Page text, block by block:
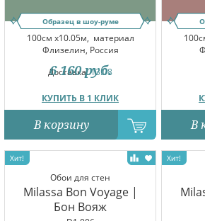
Образец в шоу-руме
100см x10.05м, материал
Флизелин, Россия
Доставка:13.08
КУПИТЬ В 1 КЛИК
6 160 руб.
В корзину В
Обои для стен
Milassa Bon Voyage |
Бон Вояж